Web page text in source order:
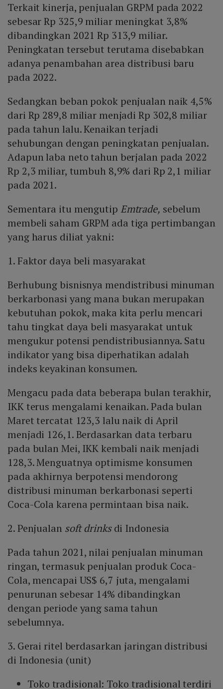
Terkait kinerja, penjualan GRPM pada 2022
sebesar Rp 325,9 miliar meningkat 3,8%
dibandingkan 2021 Rp 313,9 miliar.
Peningkatan tersebut terutama disebabkan
adanya penambahan area distribusi baru
pada 2022.
Sedangkan beban pokok penjualan naik 4,5%
dari Rp 289,8 miliar menjadi Rp 302,8 miliar
pada tahun lalu. Kenaikan terjadi
sehubungan dengan peningkatan penjualan.
Adapun laba neto tahun berjalan pada 2022
Rp 2,3 miliar, tumbuh 8,9% dari Rp 2,1 miliar
pada 2021.
Sementara itu mengutip Emtrade, sebelum
membeli saham GRPM ada tiga pertimbangan
yang harus diliat yakni:
1. Faktor daya beli masyarakat
Berhubung bisnisnya mendistribusi minuman
berkarbonasi yang mana bukan merupakan
kebutuhan pokok, maka kita perlu mencari
tahu tingkat daya beli masyarakat untuk
mengukur potensi pendistribusiannya. Satu
indikator yang bisa diperhatikan adalah
indeks keyakinan konsumen.
Mengacu pada data beberapa bulan terakhir,
IKK terus mengalami kenaikan. Pada bulan
Maret tercatat 123,3 lalu naik di April
menjadi 126,1. Berdasarkan data terbaru
pada bulan Mei, IKK kembali naik menjadi
128,3. Menguatnya optimisme konsumen
pada akhirnya berpotensi mendorong
distribusi minuman berkarbonasi seperti
Coca-Cola karena permintaan bisa naik.
2. Penjualan soft drinksdi Indonesia
Pada tahun 2021, nilai penjualan minuman
ringan, termasuk penjualan produk Coca-
Cola, mencapai US$ 6,7 juta, mengalami
penurunan sebesar 14% dibandingkan
dengan periode yang sama tahun
sebelumnya.
3. Gerai ritel berdasarkan jaringan distribusi
di Indonesia (unit)
Toko tradisional: Toko tradisional terdiri